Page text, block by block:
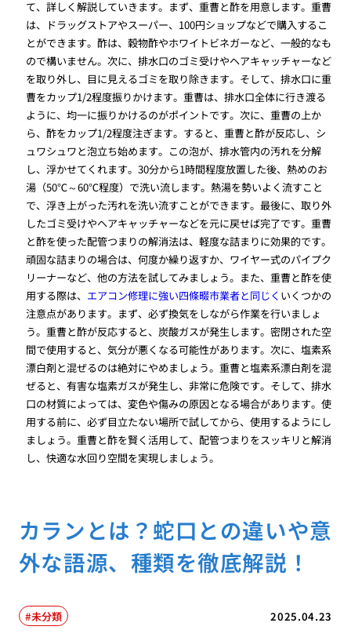
て、詳しく解説していきます。まず、重曹と酢を用意します。重曹
は、ドラッグストアやスーパー、100円ショップなどで購入するこ
とができます。酢は、穀物酢やホワイトビネガーなど、一般的なも
ので構いません。次に、排水口のゴミ受けやヘアキャッチャーなど
を取り外し、目に見えるゴミを取り除きます。そして、排水口に重
曹をカップ1/2程度振りかけます。重曹は、排水口全体に行き渡る
ように、均一に振りかけるのがポイントです。次に、重曹の上か
ら、酢をカップ1/2程度注ぎます。すると、重曹と酢が反応し、シ
ュワシュワと泡立ち始めます。この泡が、排水管内の汚れを分解
し、浮かせてくれます。30分から1時間程度放置した後、熱めのお
湯（50℃～60℃程度）で洗い流します。熱湯を勢いよく流すこと
で、浮き上がった汚れを洗い流すことができます。最後に、取り外
したゴミ受けやヘアキャッチャーなどを元に戻せば完了です。重曹
と酢を使った配管つまりの解消法は、軽度な詰まりに効果的です。
頑固な詰まりの場合は、何度か繰り返すか、ワイヤー式のパイプク
リーナーなど、他の方法を試してみましょう。また、重曹と酢を使
用する際は、 エアコン修理に強い四條畷市業者と同じく いくつかの
注意点があります。まず、必ず換気をしながら作業を行いましょ
う。重曹と酢が反応すると、炭酸ガスが発生します。密閉された空
間で使用すると、気分が悪くなる可能性があります。次に、塩素系
漂白剤と混ぜるのは絶対にやめましょう。重曹と塩素系漂白剤を混
ぜると、有害な塩素ガスが発生し、非常に危険です。そして、排水
口の材質によっては、変色や傷みの原因となる場合があります。使
用する前に、必ず目立たない場所で試してから、使用するようにし
ましょう。重曹と酢を賢く活用して、配管つまりをスッキリと解消
し、快適な水回り空間を実現しましょう。
カランとは？蛇口との違いや意
外な語源、種類を徹底解説！
2025.04.23
未分類